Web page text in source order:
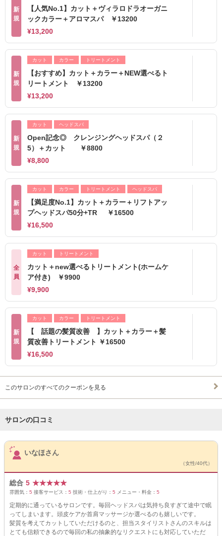
新
規
【人気No.1】カット＋ヴィラロドラオーガニ
ックカラー＋アロマスパ ￥13200
¥13,200
新
規
カット カラー トリートメント
【おすすめ】カット＋カラー＋NEW選べるト
リートメント ￥13200
¥13,200
新
規
カット ヘッドスパ
Open記念◎ クレンジングヘッドスパ（２
5）＋カット ￥8800
¥8,800
新
規
カット カラー トリートメント ヘッドスパ
【満足度No.1】カット＋カラー＋リフトアッ
プヘッドスパ50分+TR ￥16500
¥16,500
全
員
カット トリートメント
カット＋new選べるトリートメント(ホームケ
ア付き) ￥9900
¥9,900
新
規
カット カラー トリートメント
【 話題の髪質改善 】カット＋カラー＋髪
質改善トリートメント ￥16500
¥16,500
このサロンのすべてのクーポンを見る
サロンの口コミ
サロンPick Up
いなほさん
（女性/40代）
総合 5 ★★★★★
雰囲気： 5 接客サービス： 5 技術・仕上がり： 5 メニュー・料金： 5
定期的に通っているサロンです。毎回ヘッドスパは気持ち良すぎて途中で眠
ってしまいます。頭皮ケアか首肩マッサージか選べるのも嬉しいです。
髪質を考えてカットしていただけるのと、担当スタイリストさんのスキルは
とても信頼できるので毎回の私の抽象的なリクエストにも対応していただ